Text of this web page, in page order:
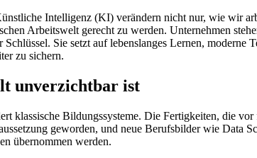
Intelligenz (KI) verändern nicht nur, wie wir
Arbeitswelt gerecht zu werden. Unternehmen
Sie setzt auf lebenslanges Lernen,
zu sichern.
unverzichtbar ist
klassische Bildungssysteme. Die Fertigkeiten, die
geworden, und neue Berufsbilder wie Data
übernommen werden.